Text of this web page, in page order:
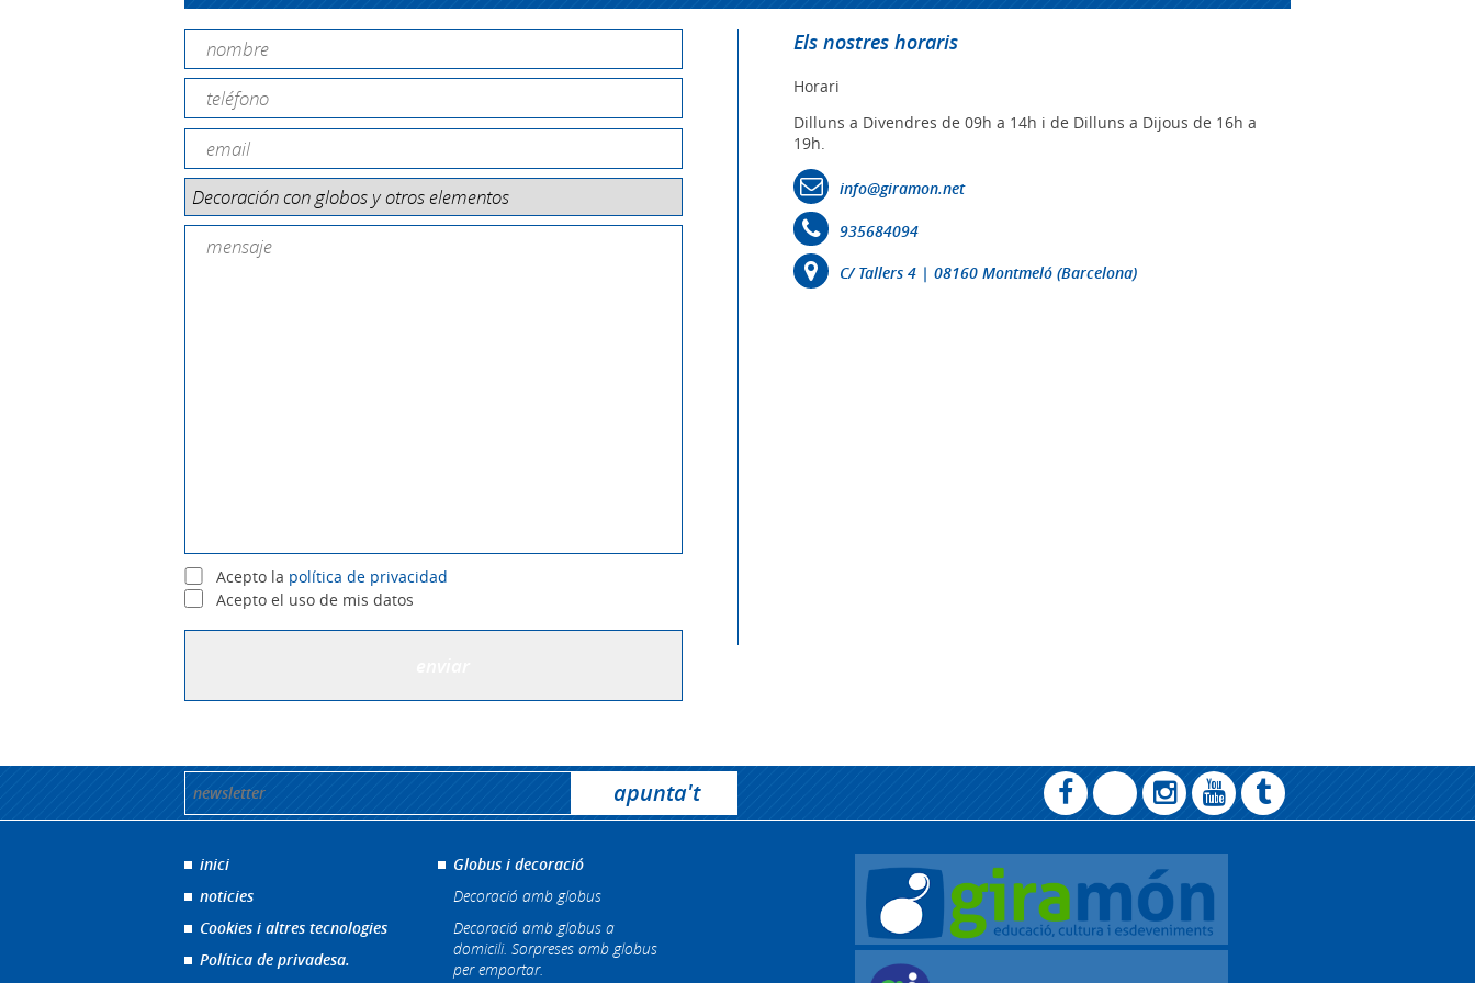
Acepto la política de privacidad
Acepto el uso de mis datos
Els nostres horaris
Horari
Dilluns a Divendres de 09h a 14h i de Dilluns a Dijous de 16h a
19h.
info@giramon.net
935684094
C/ Tallers 4 | 08160 Montmeló (Barcelona)
inici
noticies
Cookies i altres tecnologies
Política de privadesa.
Globus i decoració
Decoració amb globus
Decoració amb globus a
domicili. Sorpreses amb globus
per emportar.